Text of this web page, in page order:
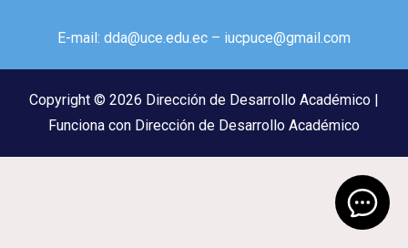
E-mail: dda@uce.edu.ec – iucpuce@gmail.com
Copyright © 2026 Dirección de Desarrollo Académico |
Funciona con Dirección de Desarrollo Académico